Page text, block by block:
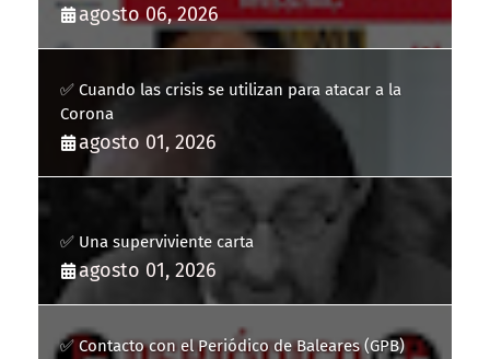
agosto 06, 2026
✅ Cuando las crisis se utilizan para atacar a la
Corona
agosto 01, 2026
✅ Una superviviente carta
agosto 01, 2026
✅ Contacto con el Periódico de Baleares (GPB)